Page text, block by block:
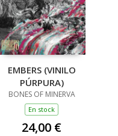
EMBERS (VINILO
PÚRPURA)
BONES OF MINERVA
En stock
24,00 €